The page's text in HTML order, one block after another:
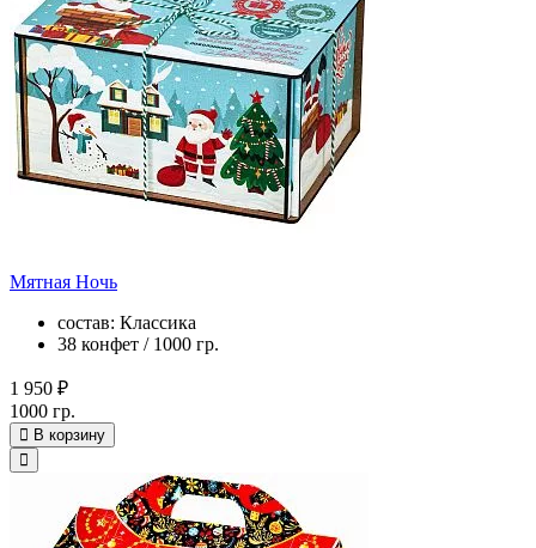
Мятная Ночь
состав: Классика
38 конфет / 1000 гр.
1 950 ₽
1000 гр.
В корзину